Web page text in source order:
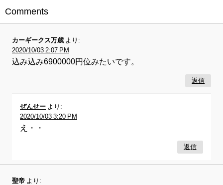
Comments
カーギークス万歳 より:
2020/10/03 2:07 PM
込み込み6900000円位みたいです。
返信
ぜんせー より:
2020/10/03 3:20 PM
え・・
返信
聖帝 より: